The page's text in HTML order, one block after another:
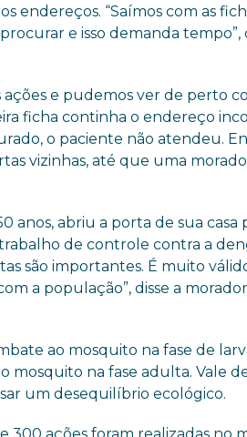
endereços. “Saímos com as
e isso demanda
e pudemos ver de perto
ficha continha o endereço
o paciente não atendeu.
vizinhas, até que uma
anos, abriu a porta de sua casa
de controle contra a
são importantes. É muito
a população”, disse a
ao mosquito na fase de
mosquito na fase adulta. Vale
um desequilíbrio ecológico.